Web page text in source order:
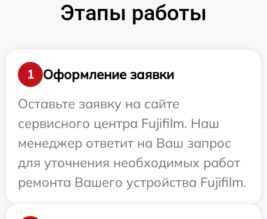
Этапы работы
1
Оформление заявки
Оставьте заявку на сайте
сервисного центра Fujifilm. Наш
менеджер ответит на Ваш запрос
для уточнения необходимых работ
ремонта Вашего устройства Fujifilm.